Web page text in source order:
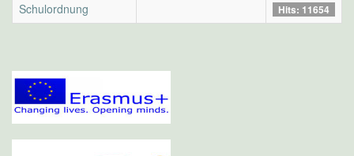
Schulordnung Hits: 11654